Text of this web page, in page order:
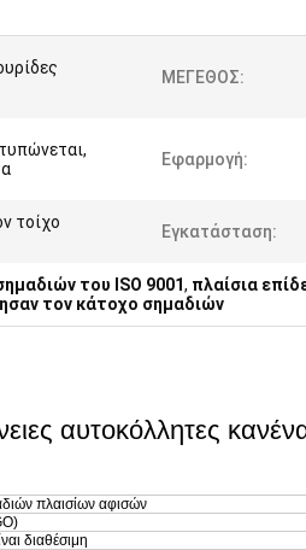
ΜΕΓΕΘΟΣ:
Εφαρμογή:
τοίχο
Εγκατάσταση:
του ISO 9001, πλαίσια
τον κάτοχο σημαδιών
αυτοκόλλητες
πλαισίων αφισών
διαθέσιμη